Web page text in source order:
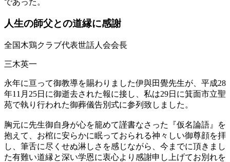
人生の師父との道縁に感謝
全国木鶏クラブ代表世話人会会長
三木英一
永年に亘って御教導を賜わりました伊與田覺先生が、平成28
年11月25日に御逝去された報に接し、私は29日に箕面市立聖
苑で執り行われた御葬儀告別式に参列致しました。
胸元に先生御自身が心を籠めて謹書なさった『仮名論語』を
抱えて、お棺に安らかに眠っておられる神々しい御尊顔を拝
し、筆舌に尽くせぬ淋しさを感じながら、今までに頂きまし
た有難い道縁と深い学恩に衷心より感謝申し上げてお別れを